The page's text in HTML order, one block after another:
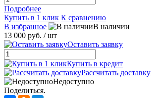
Подробнее
Купить в 1 клик К сравнению
В избранное
В наличии
13 000 руб. / шт
Оставить заявку
Купить в кредит
Рассчитать доставку
Недоступно
Поделиться.